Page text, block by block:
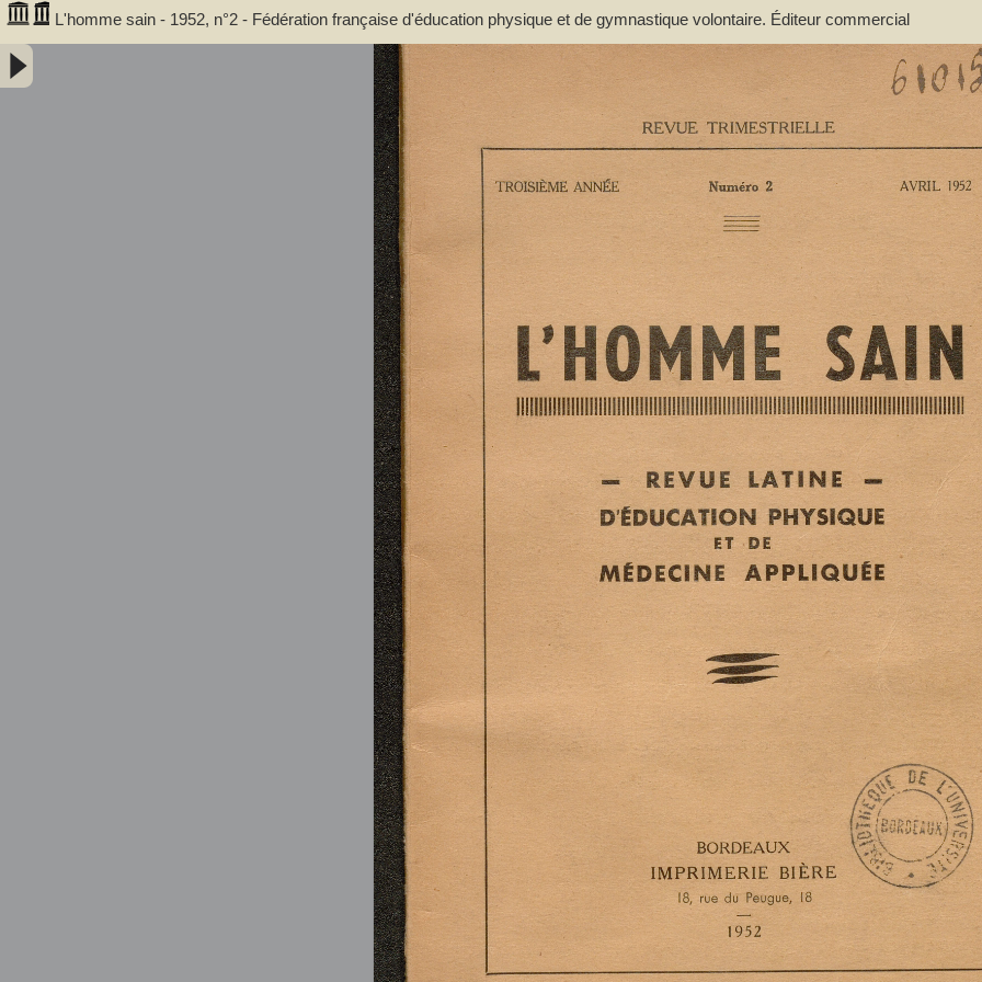
L'homme sain - 1952, n°2 - Fédération française d'éducation physique et de gymnastique volontaire. Éditeur commercial